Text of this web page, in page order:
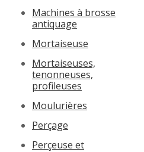
Machines à brosse
antiquage
Mortaiseuse
Mortaiseuses,
tenonneuses,
profileuses
Moulurières
Perçage
Perçeuse et